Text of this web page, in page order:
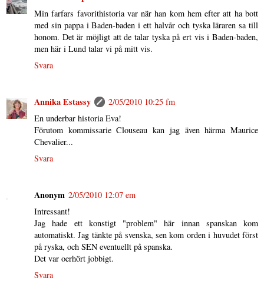
Min farfars favorithistoria var när han kom hem efter att ha bott
med sin pappa i Baden-baden i ett halvår och tyska läraren sa till
honom. Det är möjligt att de talar tyska på ert vis i Baden-baden,
men här i Lund talar vi på mitt vis.
Svara
Annika Estassy
2/05/2010 10:25 fm
En underbar historia Eva!
Förutom kommissarie Clouseau kan jag även härma Maurice
Chevalier...
Svara
Anonym 2/05/2010 12:07 em
Intressant!
Jag hade ett konstigt "problem" här innan spanskan kom
automatiskt. Jag tänkte på svenska, sen kom orden i huvudet först
på ryska, och SEN eventuellt på spanska.
Det var oerhört jobbigt.
Svara